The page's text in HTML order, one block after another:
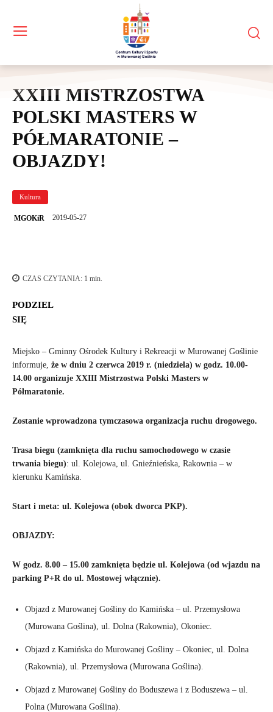
XXIII MISTRZOSTWA
POLSKI MASTERS W
PÓŁMARATONIE –
OBJAZDY!
Kultura
MGOKiR 2019-05-27
CZAS CZYTANIA: 1 min.
PODZIEL
SIĘ
Miejsko – Gminny Ośrodek Kultury i Rekreacji w Murowanej Goślinie
informuje, że w dniu 2 czerwca 2019 r. (niedziela) w godz. 10.00-
14.00 organizuje XXIII Mistrzostwa Polski Masters w
Półmaratonie.
Zostanie wprowadzona tymczasowa organizacja ruchu drogowego.
Trasa biegu (zamknięta dla ruchu samochodowego w czasie
trwania biegu): ul. Kolejowa, ul. Gnieźnieńska, Rakownia – w
kierunku Kamińska.
Start i meta: ul. Kolejowa (obok dworca PKP).
OBJAZDY:
W godz. 8.00 – 15.00 zamknięta będzie ul. Kolejowa (od wjazdu na
parking P+R do ul. Mostowej włącznie).
Objazd z Murowanej Gośliny do Kamińska – ul. Przemysłowa
(Murowana Goślina), ul. Dolna (Rakownia), Okoniec.
Objazd z Kamińska do Murowanej Gośliny – Okoniec, ul. Dolna
(Rakownia), ul. Przemysłowa (Murowana Goślina).
Objazd z Murowanej Gośliny do Boduszewa i z Boduszewa – ul.
Polna (Murowana Goślina).